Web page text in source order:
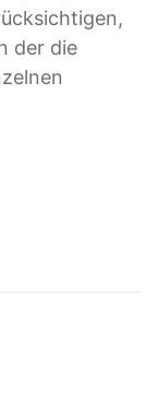
der die